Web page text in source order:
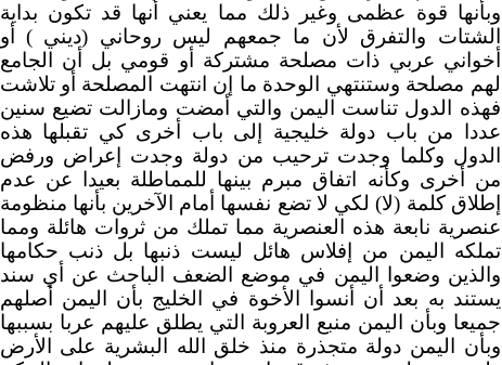
وبأنها قوة عظمى وغير ذلك مما يعني أنها قد تكون بداية
الشتات والتفرق لأن ما جمعهم ليس روحاني (ديني ) أو
أخواني عربي ذات مصلحة مشتركة أو قومي بل أن الجامع
لهم مصلحة وستنتهي الوحدة ما إن انتهت المصلحة أو تلاشت
فهذه الدول تناست اليمن والتي أمضت ومازالت تضيع سنين
عددا من باب دولة خليجية إلى باب أخرى كي تقبلها هذه
الدول وكلما وجدت ترحيب من دولة وجدت إعراض ورفض
من أخرى وكأنه اتفاق مبرم بينها للمماطلة بعيدا عن عدم
إطلاق كلمة (لا) لكي لا تضع نفسها أمام الآخرين بأنها منظومة
عنصرية نابعة هذه العنصرية مما تملك من ثروات هائلة ومما
تملكه اليمن من إفلاس هائل ليست ذنبها بل ذنب حكامها
والذين وضعوا اليمن في موضع الضعف الباحث عن أي سند
يستند به بعد أن أنسوا الأخوة في الخليج بأن اليمن أصلهم
جميعا وبأن اليمن منبع العروبة التي يطلق عليهم عربا بسببها
وبأن اليمن دولة متجذرة منذ خلق الله البشرية على الأرض